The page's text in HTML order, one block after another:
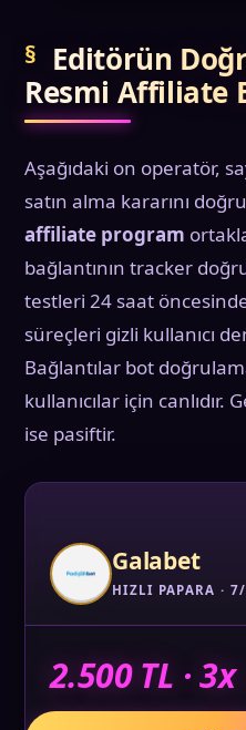
Editörün
Resmi Affiliate
Aşağıdaki on operatör,
satın alma kararını
affiliate program
bağlantının tracker
testleri 24 saat
süreçleri gizli kullanıcı
Bağlantılar bot
kullanıcılar için canlıdır.
ise pasiftir.
Galabet
HIZLI PAPARA ·
2.500 TL · 3x